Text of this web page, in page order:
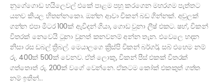
නුගේගොඩ හයිලෙවල් එකේ පාළම පහු කරගෙන මහරගම පැත්තට
යනව කියල හිතන්නකො. ඔන්න ආවා චිකන් බඩ ගින්නක්. අවුලක්
ගන්න එපා මීටර 100ක් ඇවිදන් ගියා, ගොඩ වුනා ලීෂ් එකට. ෂහ්, චිකන්
විතරක් නෙවෙයි ටූනා වුනත් කනවනම් අන්න තැන. එවෙලෙ හදන
නිසා රස ඩබල් ත්‍රිබල්. මෙයාලගෙ ක්‍රිස්පි චිකන් බර්ගර්, සබ් එහෙම නම්
රු. 400ක් 500ක් වෙනව. ඒත් ලොකු, චිකන් පීස් එකක් විතරක්
ගත්තොත් රු. 200ක් වගේ වෙන්නෙ. ඒකටම කෝක් එකකුත් ගත්ත
නම් ඉතින්…